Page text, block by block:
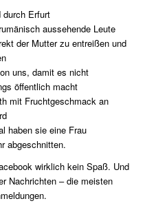
durch Erfurt
aussehende Leute
der Mutter zu entreißen und
uns, damit es nicht
öffentlich macht
mit Fruchtgeschmack an
haben sie eine Frau
abgeschnitten.
wirklich kein Spaß. Und
Nachrichten – die meisten